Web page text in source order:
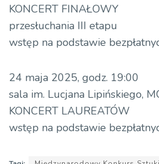
KONCERT FINAŁOWY
przesłuchania III etapu
wstęp na podstawie
24 maja 2025, godz. 19:00
sala im. Lucjana Lipińskiego,
KONCERT LAUREATÓW
wstęp na podstawie